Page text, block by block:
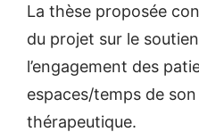
La thèse proposée
du projet sur le
l’engagement des
espaces/temps de
thérapeutique.